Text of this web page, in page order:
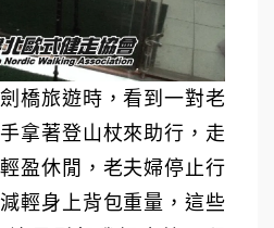
橋旅遊時，看到一對老
拿著登山杖來助行，走
盈休閒，老夫婦停止行
輕身上背包重量，這些